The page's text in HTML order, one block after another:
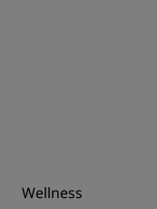
Wellness